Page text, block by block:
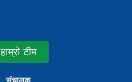
हाम्रो टीम
संचालक